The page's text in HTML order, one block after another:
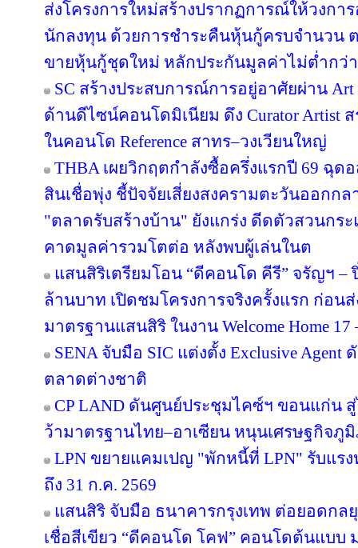
ส่งโครงการใหม่สร้างปรากฏการณ์ให้วงกา
นักลงทุน ด้วยการชำระคืนหุ้นกู้ครบจำนวน
ขายหุ้นกู้ชุดใหม่ หลักประกันมูลค่าไม่ต่ำกว่า
SC สร้างประสบการณ์การอยู่อาศัยผ่าน Art
ด้านดีไซน์คอนโดมิเนียม ดึง Curator Artist
ในคอนโด Reference สาทร–วงเวียนใหญ่
THBA เผยวิกฤตกำลังซื้อครึ่งแรกปี 69 ฉุด
สินเชื่อพุ่ง ชี้ปัจจัยเสี่ยงสงครามตะวันออกก
"ตลาดรับสร้างบ้าน" ยังแกร่ง ดีดตัวสวนกร
คาดมูลค่ารวมโตต่อ หลังพบผู้เล่นในต
แสนสิริเตรียมโอน “ดีคอนโด คีรี” จรัญฯ –
ล้านบาท เปิดชมโครงการจริงครั้งแรก ก่อ
มาตรฐานแสนสิริ ในงาน Welcome Home 17
SENA จับมือ SIC แต่งตั้ง Exclusive Agent
ตลาดต่างชาติ
CP LAND ดันศูนย์ประชุมไคซ์ฯ ขอนแก่น
ว้ามาตรฐานไทย–อาเซียน หนุนเศรษฐกิจภู
LPN ขยายแคมเปญ "พักหนี้ที่ LPN" รับแร
ถึง 31 ก.ค. 2569
แสนสิริ จับมือ ธนาคารกรุงเทพ ต่อยอดก
เชื่อสีเขียว “ดีคอนโด โคฟ” คอนโดต้นแบบ